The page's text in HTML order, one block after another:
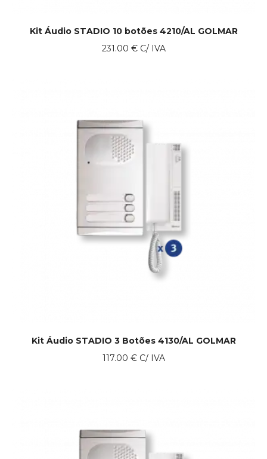
Kit Áudio STADIO 10 botões 4210/AL GOLMAR
231.00 €C/ IVA
Kit Áudio STADIO 3 Botões 4130/AL GOLMAR
117.00 €C/ IVA